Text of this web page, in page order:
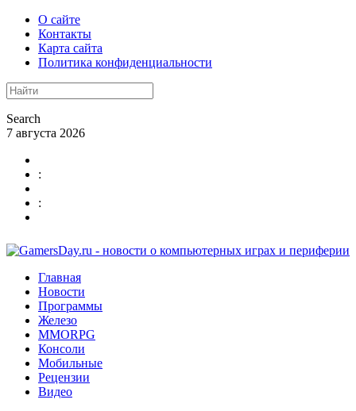
О сайте
Контакты
Карта сайта
Политика конфиденциальности
Search
7 августа 2026
:
:
Главная
Новости
Программы
Железо
MMORPG
Консоли
Мобильные
Рецензии
Видео